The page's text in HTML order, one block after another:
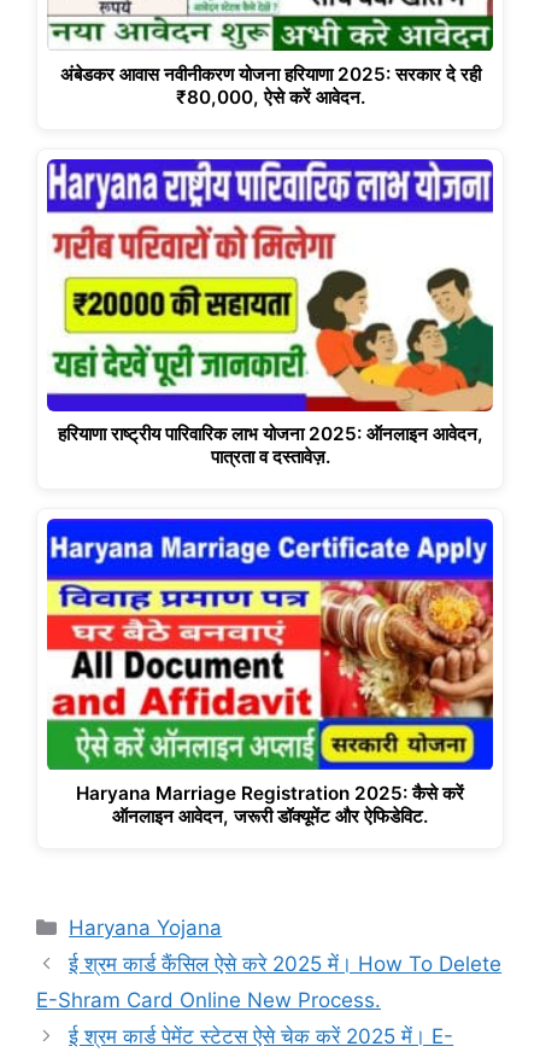
अंबेडकर आवास नवीनीकरण योजना हरियाणा 2025: सरकार दे रही
₹80,000, ऐसे करें आवेदन.
हरियाणा राष्ट्रीय पारिवारिक लाभ योजना 2025: ऑनलाइन आवेदन,
पात्रता व दस्तावेज़.
Haryana Marriage Registration 2025: कैसे करें
ऑनलाइन आवेदन, जरूरी डॉक्यूमेंट और ऐफिडेविट.
Categories
Haryana Yojana
ई श्रम कार्ड कैंसिल ऐसे करे 2025 में। How To Delete
E-Shram Card Online New Process.
ई श्रम कार्ड पेमेंट स्टेटस ऐसे चेक करें 2025 में। E-